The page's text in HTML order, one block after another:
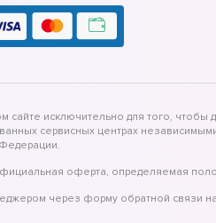
исключительно для того, чтобы
сервисных центрах
оферта, определяемая
через форму обратной связи